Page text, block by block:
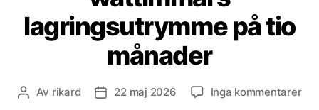
lagringsutrymme på tio
månader
Inläggsförfattare
Av rikard Inläggsdatum
22 maj 2026 Inga kommentarertill